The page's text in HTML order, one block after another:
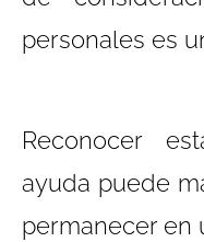
personales es
Reconocer
ayuda puede
permanecer en